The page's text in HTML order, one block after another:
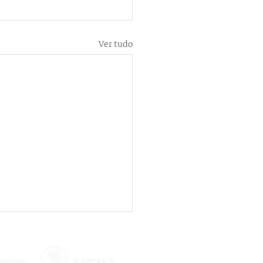
Ver tudo